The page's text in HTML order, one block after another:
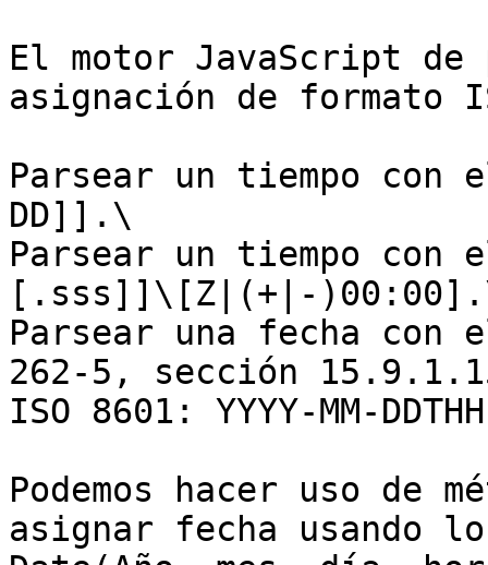
El motor JavaScript de
asignación de formato
Parsear un tiempo con
DD]].\
Parsear un tiempo con
[.sss]]\[Z|(+|-
Parsear una fecha con
262-5, sección
ISO 8601: YYYY-MM-
Podemos hacer uso de
asignar fecha usando